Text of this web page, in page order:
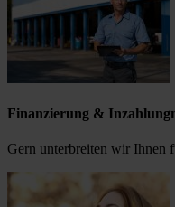
Finanzierung &
Gern unterbreiten wir Ihnen